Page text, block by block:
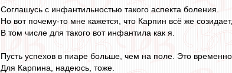
Соглашусь с инфантильностью такого аспекта боления.
Но вот почему-то мне кажется, что Карпин всё же
В том числе для такого вот инфантила как я.
Пусть успехов в пиаре больше, чем на поле. Это
Для Карпина, надеюсь, тоже.